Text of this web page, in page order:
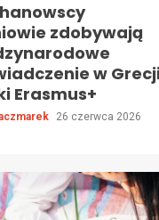
zdobywają
w
Erasmus+
26 czerwca 2026